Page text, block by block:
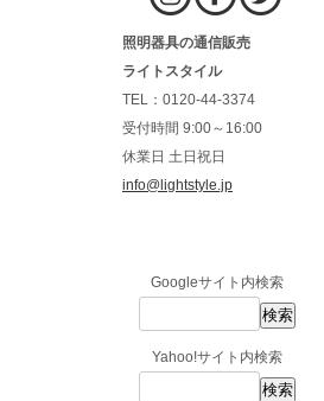
照明器具の通信販売
ライトスタイル
TEL：0120-44-3374
受付時間 9:00～16:00
休業日 土日祝日
info@lightstyle.jp
Googleサイト内検索
Yahoo!サイト内検索